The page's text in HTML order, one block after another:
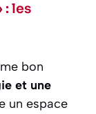
: les
bon
et une
un espace